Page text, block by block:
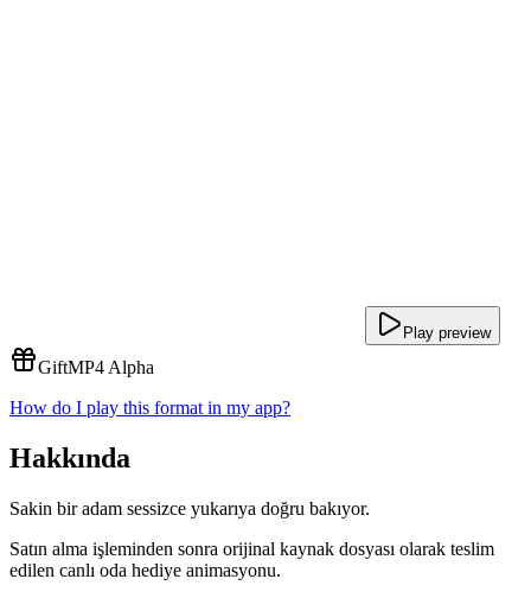
Play preview
GiftMP4 Alpha
How do I play this format in my app?
Hakkında
Sakin bir adam sessizce yukarıya doğru bakıyor.
Satın alma işleminden sonra orijinal kaynak dosyası olarak teslim
edilen canlı oda hediye animasyonu.